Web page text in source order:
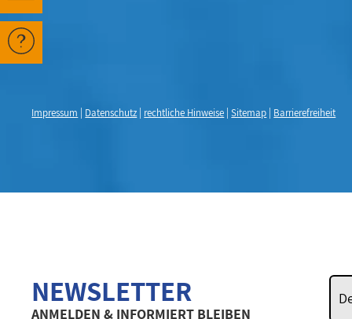
Impressum Datenschutz rechtliche Hinweise |Sitemap Barrierefreiheit
NEWSLETTER
ANMELDEN & INFORMIERT BLEIBEN